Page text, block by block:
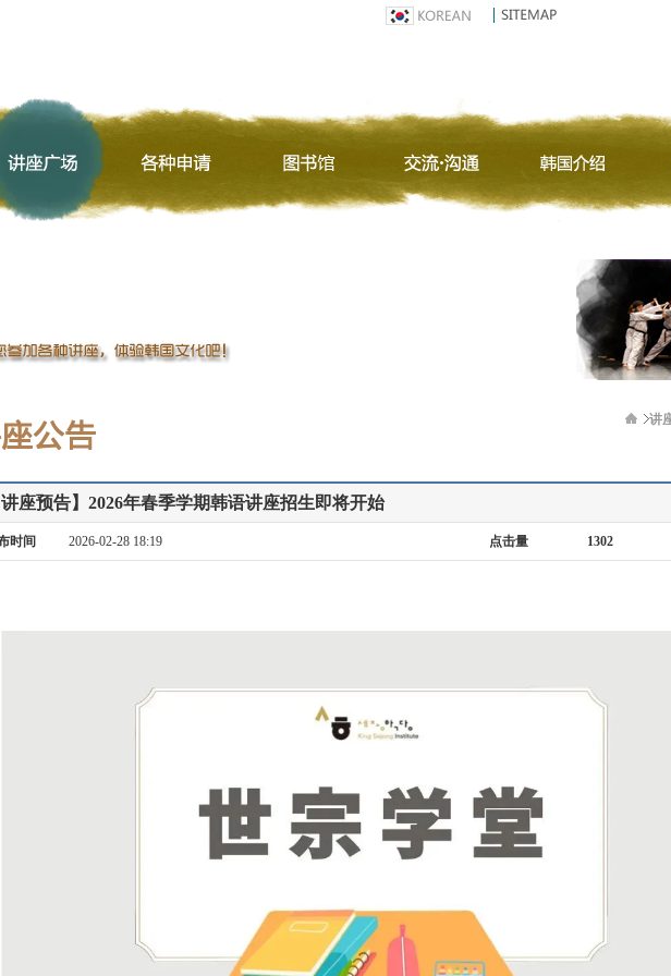
讲
座预告】2026年春季学期韩语讲座招生即将开始
时间 2026-02-28 18:19 点击量 1302